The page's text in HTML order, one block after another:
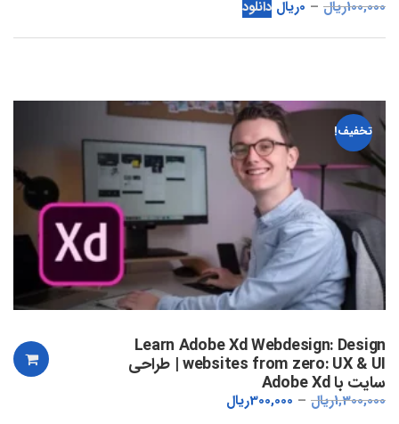
100,000ریال 0ریال دانلود
تخفیف!
Learn Adobe Xd Webdesign: Design
websites from zero: UX & UI | طراحی
سایت با Adobe Xd
1,300,000ریال 300,000ریال